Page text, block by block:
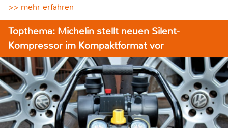
>> mehr erfahren
Topthema: Michelin stellt neuen Silent-
Kompressor im Kompaktformat vor